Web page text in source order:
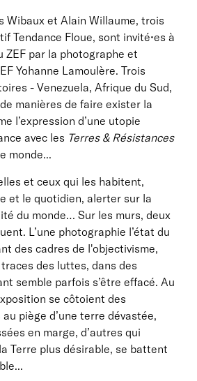
Wibaux et Alain Willaume, trois
Tendance Floue, sont invité•es à
ZEF par la photographe et
Yohanne Lamoulère. Trois
- Venezuela, Afrique du Sud,
manières de faire exister la
l’expression d’une utopie
avec les Terres & Résistances
monde...
et ceux qui les habitent,
et le quotidien, alerter sur la
du monde… Sur les murs, deux
L’une photographie l’état du
des cadres de l'objectivisme,
des luttes, dans des
semble parfois s’être effacé. Au
se côtoient des
au piège d’une terre dévastée,
en marge, d’autres qui
Terre plus désirable, se battent